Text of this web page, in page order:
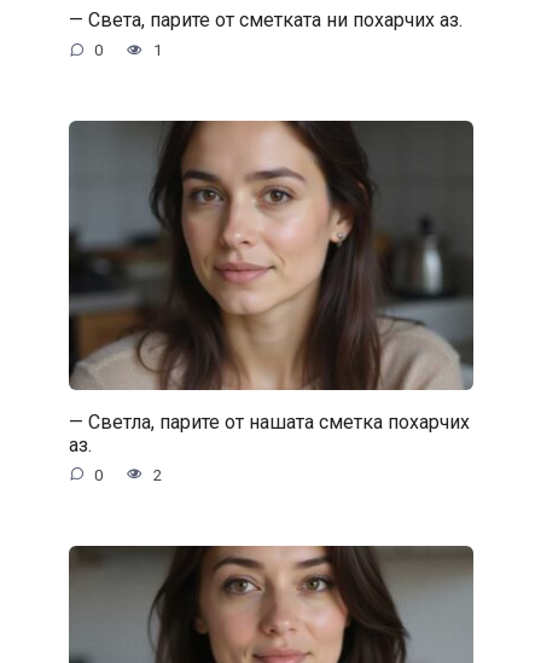
— Света, парите от сметката ни похарчих аз.
0 1
— Светла, парите от нашата сметка похарчих
аз.
0 2